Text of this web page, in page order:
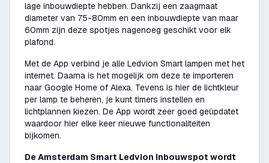
lage inbouwdiepte hebben. Dankzij een zaagmaat
diameter van 75-80mm en een inbouwdiepte van maar
60mm zijn deze spotjes nagenoeg geschikt voor elk
plafond.
Met de App verbind je alle Ledvion Smart lampen met het
internet. Daarna is het mogelijk om deze te importeren
naar Google Home of Alexa. Tevens is hier de lichtkleur
per lamp te beheren, je kunt timers instellen en
lichtplannen kiezen. De App wordt zeer goed geüpdatet
waardoor hier elke keer nieuwe functionaliteiten
bijkomen.
De Amsterdam Smart Ledvion Inbouwspot wordt